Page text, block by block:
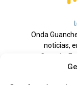
Onda
noticias,
Canaria.
información